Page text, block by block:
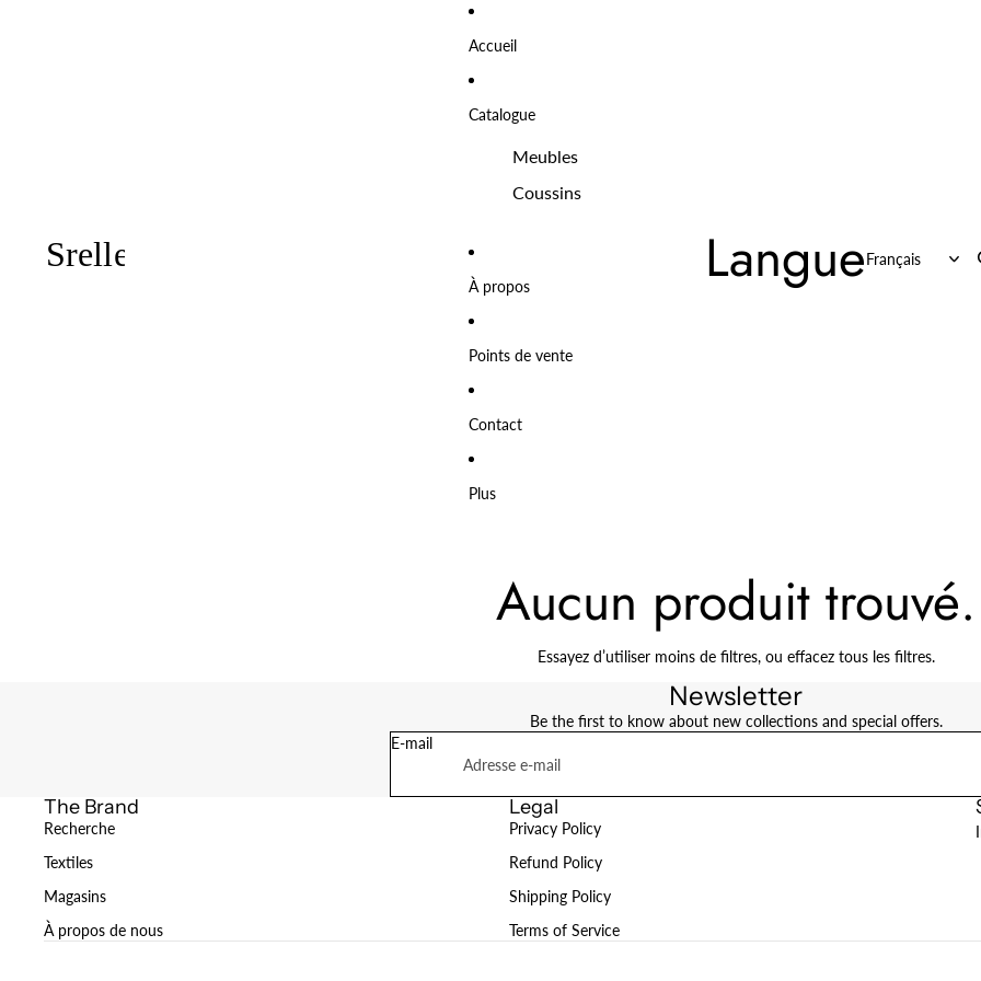
Accueil
Catalogue
Meubles
Coussins
À propos
Points de vente
Contact
Plus
Langue
Aucun produit trouvé.
Essayez d’utiliser moins de filtres, ou effacez tous les filtres.
Newsletter
Be the first to know about new collections and special offers.
E-mail
The Brand
Recherche
Textiles
Magasins
À propos de nous
Legal
Privacy Policy
Refund Policy
Shipping Policy
Terms of Service